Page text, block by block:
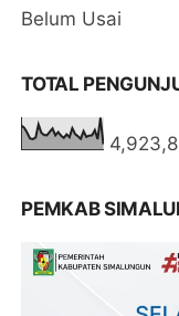
Belum Usai
TOTAL
PEMKAB